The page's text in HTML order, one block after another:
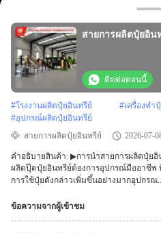
สายการผลิตปุ๋ยอิน
ติดต่อตอนนี้
#โรงงานผลิตปุ๋ยอินทรีย์ #เครื่องทำ
#อุปกรณ์ผลิตปุ๋ยอินทรีย์
สายการผลิตปุ๋ยอินทรีย์
2026-07-
คําอธิบายสินค้า: ▶การนําสายการผลิตปุ๋ย
ผลิตปุ๊ดปุ๋ยอินทรีย์ต้องการอุปกรณ์มืออาชีพ
การใช้ปุ๋ยดังกล่าวเพิ่มขึ้นอย่างมากอุปกรณ
ข้อความจากผู้เข้าชม